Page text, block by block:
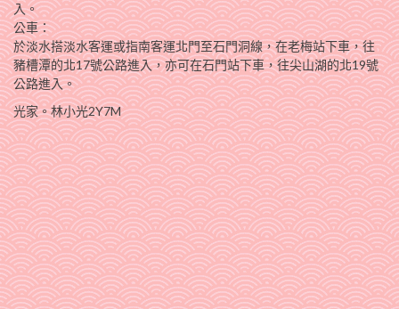
入。
公車：
於淡水搭淡水客運或指南客運北門至石門洞線，在老梅站下車，往
豬槽潭的北17號公路進入，亦可在石門站下車，往尖山湖的北19號
公路進入。
光家。林小光2Y7M